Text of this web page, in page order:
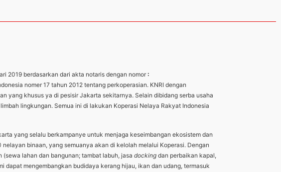
2019 berdasarkan dari akta notaris dengan nomor:
nomer 17 tahun 2012 tentang perkoperasian. KNRI dengan
yang khusus ya di pesisir Jakarta sekitarnya. Selain dibidang serba usaha
lingkungan. Semua ini di lakukan Koperasi Nelaya Rakyat Indonesia
yang selalu berkampanye untuk menjaga keseimbangan ekosistem dan
binaan, yang semuanya akan di kelolah melalui Koperasi. Dengan
(sewa lahan dan bangunan; tambat labuh, jasa docking dan perbaikan kapal,
mengembangkan budidaya kerang hijau, ikan dan udang, termasuk